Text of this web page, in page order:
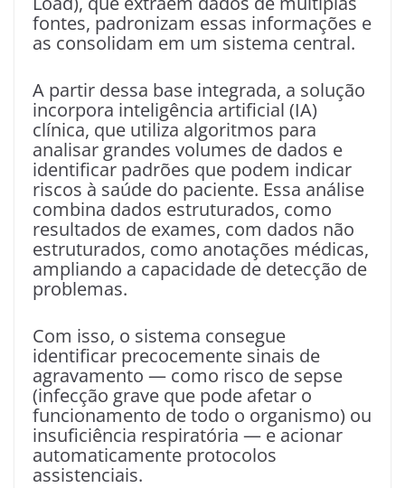
fontes, padronizam essas informações e
as consolidam em um sistema central.
A partir dessa base integrada, a solução
incorpora inteligência artificial (IA)
clínica, que utiliza algoritmos para
analisar grandes volumes de dados e
identificar padrões que podem indicar
riscos à saúde do paciente. Essa análise
combina dados estruturados, como
resultados de exames, com dados não
estruturados, como anotações médicas,
ampliando a capacidade de detecção de
problemas.
Com isso, o sistema consegue
identificar precocemente sinais de
agravamento — como risco de sepse
(infecção grave que pode afetar o
funcionamento de todo o organismo) ou
insuficiência respiratória — e acionar
automaticamente protocolos
assistenciais.